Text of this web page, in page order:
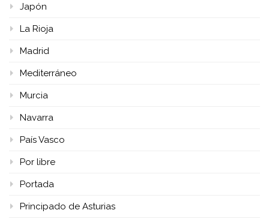
Japón
La Rioja
Madrid
Mediterráneo
Murcia
Navarra
País Vasco
Por libre
Portada
Principado de Asturias